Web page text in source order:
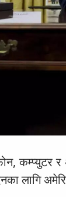
कम्प्युटर
लागि